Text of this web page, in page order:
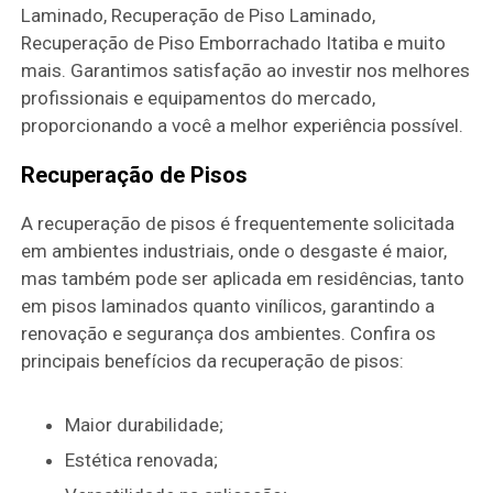
Laminado, Recuperação de Piso Laminado,
Recuperação de Piso Emborrachado Itatiba e muito
mais. Garantimos satisfação ao investir nos melhores
profissionais e equipamentos do mercado,
proporcionando a você a melhor experiência possível.
Recuperação de Pisos
A recuperação de pisos é frequentemente solicitada
em ambientes industriais, onde o desgaste é maior,
mas também pode ser aplicada em residências, tanto
em pisos laminados quanto vinílicos, garantindo a
renovação e segurança dos ambientes. Confira os
principais benefícios da recuperação de pisos:
Maior durabilidade;
Estética renovada;